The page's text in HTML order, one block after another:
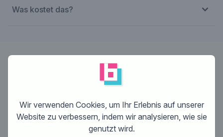
Was kostet das?
eeyoreke
Wir verwenden Cookies, um Ihr Erlebnis auf unserer
Website zu verbessern, indem wir analysieren, wie sie
genutzt wird.